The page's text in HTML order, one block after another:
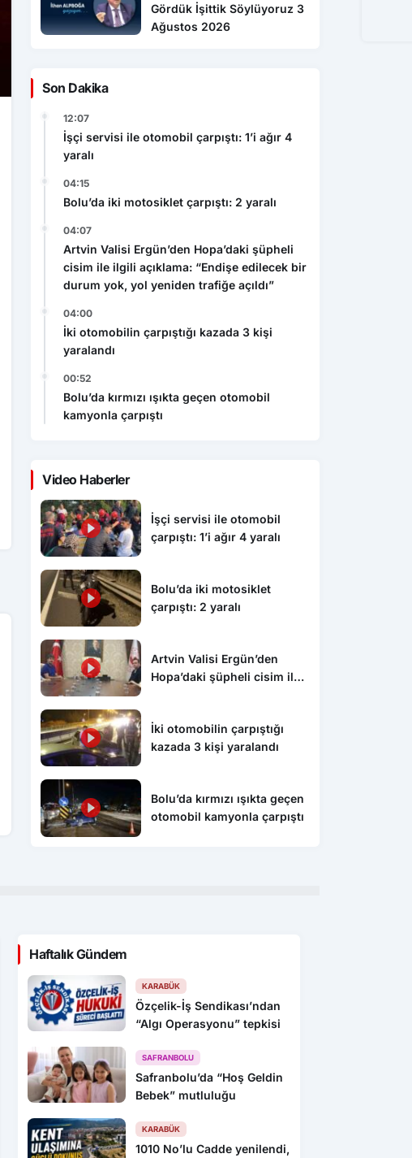
Taşköprü’de başpehlivan ve
karakucak güreşleri nefes kesti
Antoine Sekongo:
“Samsunspor’da olmak benim
Gördük İşittik Söylüyoruz 3
Ağustos 2026
Son Dakika
12:07
İşçi servisi ile otomobil çarpıştı: 1’i ağır 4
yaralı
04:15
Bolu’da iki motosiklet çarpıştı: 2 yaralı
04:07
Artvin Valisi Ergün’den Hopa’daki şüpheli
cisim ile ilgili açıklama: “Endişe edilecek bir
durum yok, yol yeniden trafiğe açıldı”
04:00
İki otomobilin çarpıştığı kazada 3 kişi
yaralandı
00:52
Bolu’da kırmızı ışıkta geçen otomobil
kamyonla çarpıştı
Video Haberler
İşçi servisi ile otomobil
çarpıştı: 1’i ağır 4 yaralı
Bolu’da iki motosiklet
çarpıştı: 2 yaralı
Artvin Valisi Ergün’den
Hopa’daki şüpheli cisim ile
yeniden trafiğe açıldı”
İki otomobilin çarpıştığı
kazada 3 kişi yaralandı
Bolu’da kırmızı ışıkta geçen
otomobil kamyonla çarpıştı
Haftalık Gündem
KARABÜK
Özçelik-İş Sendikası’ndan
“Algı Operasyonu” tepkisi
SAFRANBOLU
Safranbolu’da “Hoş Geldin
Bebek” mutluluğu
KARABÜK
1010 No’lu Cadde yenilendi,